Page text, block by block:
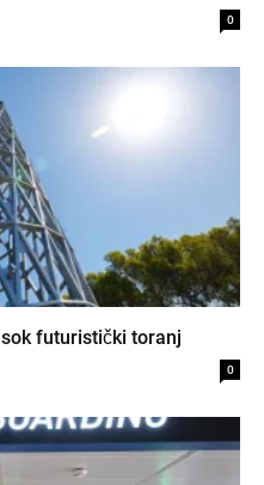
0
futuristički toranj
0